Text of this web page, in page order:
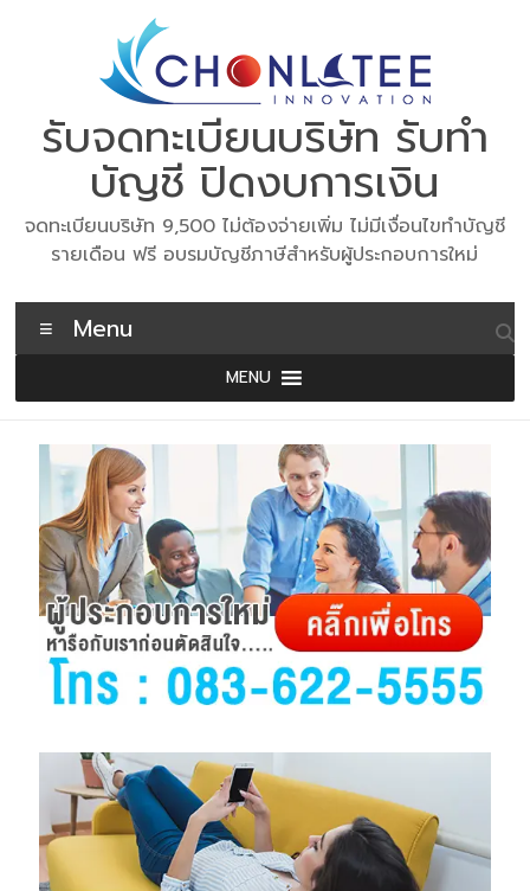
รับจดทะเบียนบริษัท รับทำ
บัญชี ปิดงบการเงิน
จดทะเบียนบริษัท 9,500 ไม่ต้องจ่ายเพิ่ม ไม่มีเงื่อนไขทำบัญชี
รายเดือน ฟรี อบรมบัญชีภาษีสำหรับผู้ประกอบการใหม่
Menu
MENU